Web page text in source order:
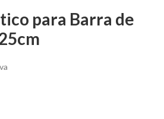
para Barra de